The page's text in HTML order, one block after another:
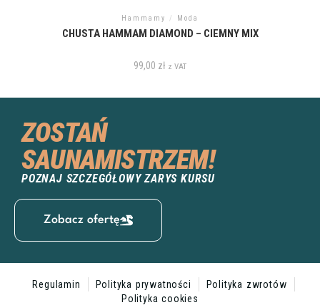
Hammamy / Moda
CHUSTA HAMMAM DIAMOND – CIEMNY MIX
99,00 zł z VAT
ZOSTAŃ
SAUNAMISTRZEM!
POZNAJ SZCZEGÓŁOWY ZARYS KURSU
Zobacz ofertę
Regulamin Polityka prywatności
Polityka zwrotów
Polityka cookies